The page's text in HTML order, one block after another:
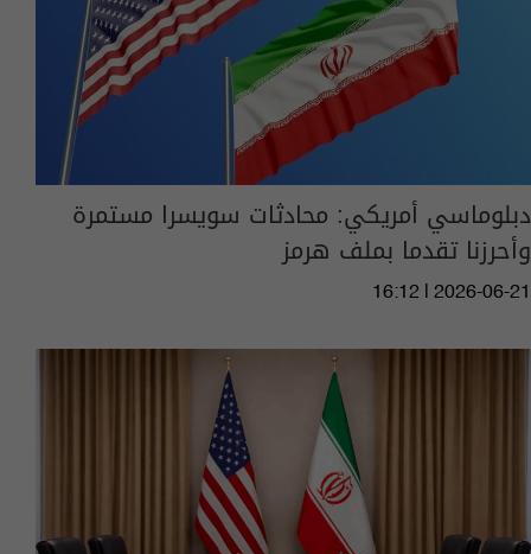
دبلوماسي أمريكي: محادثات سويسرا مستمرة
وأحرزنا تقدما بملف هرمز
16:12 | 2026-06-21